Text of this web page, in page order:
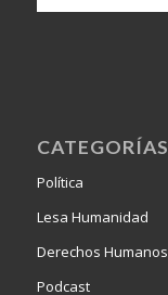
CATEGORÍAS
Política
Lesa Humanidad
Derechos Humanos
Podcast